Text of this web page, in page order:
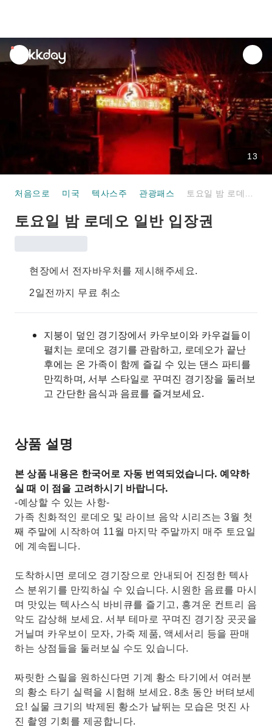
unread
notifications
13
처음으로 미국 텍사스주 관광패스
토요일 밤 로데오 일반 입장권
현장에서 전자바우처를 제시해주세요.
2일전까지 무료 취소
지붕이 덮인 경기장에서 카우보이와 카우걸들이
펼치는 로데오 경기를 관람하고, 로데오가 끝난
후에는 온 가족이 함께 즐길 수 있는 댄스 파티를
만끽하며, 서부 스타일로 꾸며진 경기장을 둘러보
고 간단한 음식과 음료를 즐겨보세요.
상품 설명
본 상품 내용은 한국어로 자동 번역되었습니다. 예약하
실 때 이 점을 고려하시기 바랍니다.
-예상할 수 있는 사항-
가족 친화적인 로데오 및 라이브 음악 시리즈는 3월 첫
째 주말에 시작하여 11월 마지막 주말까지 매주 토요일
에 계속됩니다.
도착하시면 로데오 경기장으로 안내되어 진정한 텍사
스 분위기를 만끽하실 수 있습니다. 시원한 음료를 마시
며 맛있는 텍사스식 바비큐를 즐기고, 흥겨운 컨트리 음
악도 감상해 보세요. 서부 테마로 꾸며진 경기장 곳곳을
거닐며 카우보이 모자, 가죽 제품, 액세서리 등을 판매
하는 상점들을 둘러보실 수도 있습니다.
짜릿한 스릴을 원하신다면 기계 황소 타기에서 여러분
의 황소 타기 실력을 시험해 보세요. 8초 동안 버텨보세
요! 실물 크기의 박제된 황소가 날뛰는 모습은 멋진 사
진 촬영 기회를 제공합니다.